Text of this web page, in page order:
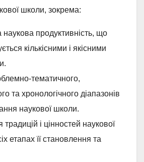
школи, зокрема:
наукова продуктивність, що
кількісними і якісними
тематичного,
та хронологічного діапазонів
наукової школи.
і цінностей наукової
етапах її становлення та